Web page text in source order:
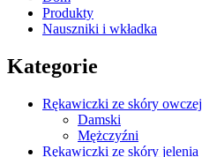
Produkty
Nauszniki i wkładka
Kategorie
Rękawiczki ze skóry owczej
Damski
Mężczyźni
Rękawiczki ze skóry jelenia